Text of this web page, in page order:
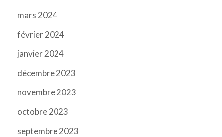
mars 2024
février 2024
janvier 2024
décembre 2023
novembre 2023
octobre 2023
septembre 2023